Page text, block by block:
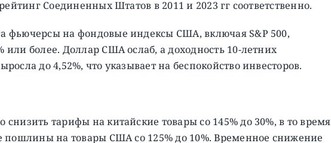
Соединенных Штатов в 2011 и 2023 гг соответственно.
фьючерсы на фондовые индексы США, включая S&P 500,
более. Доллар США ослаб, а доходность 10-летних
до 4,52%, что указывает на беспокойство инвесторов.
тарифы на китайские товары со 145% до 30%, в то время
пошлины на товары США со 125% до 10%. Временное снижение